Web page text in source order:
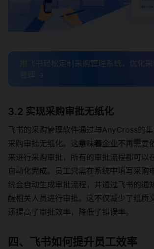
用飞书轻松定制采购管理系统，优化采
管理 →
3.2 实现采购审批无纸化
飞书的采购管理软件通过与AnyCross的
采购审批无纸化。这意味着企业不再需要
来进行采购审批，所有的审批流程都可以
自动化完成。员工只需在系统中填写采购
统会自动生成审批流程，并通过飞书的通
醒相关人员进行审批。这不仅减少了纸质
还提高了审批效率，降低了错误率。
四、飞书如何提升员工效率